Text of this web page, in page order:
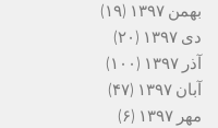
بهمن ۱۳۹۷
(۱۹)
دی ۱۳۹۷
(۲۰)
آذر ۱۳۹۷
(۱۰۰)
آبان ۱۳۹۷
(۴۷)
مهر ۱۳۹۷
(۶)